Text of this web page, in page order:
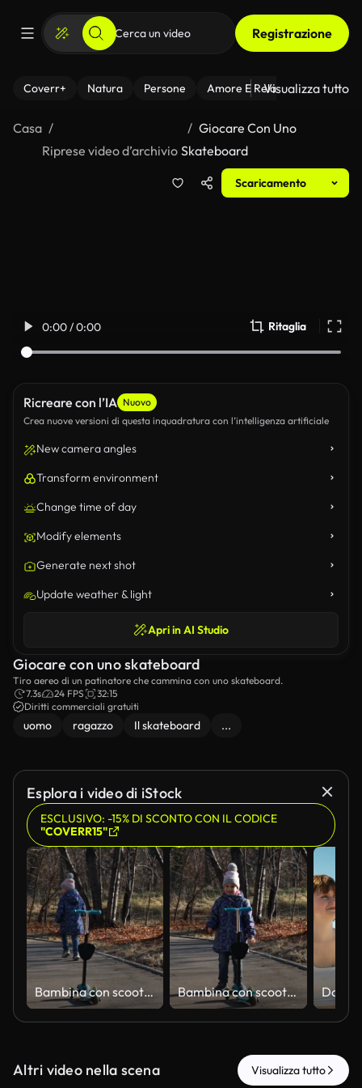
Registrazione
Coverr+ Natura Persone Amore E Relazioni Il
Visualizza tutto
Casa
Riprese video d’archivio
Giocare Con Uno
Skateboard
Scaricamento
0:00 / 0:00 Ritaglia
Ricreare con l’IA Nuovo
Crea nuove versioni di questa inquadratura con l’intelligenza artificiale
New camera angles
Transform environment
Change time of day
Modify elements
Generate next shot
Update weather & light
Apri in AI Studio
Giocare con uno skateboard
Tiro aereo di un patinatore che cammina con uno skateboard.
7.3s
24 FPS
32:15
Diritti commerciali gratuiti
uomo ragazzo Il skateboard ...
Esplora i video di iStock
ESCLUSIVO: -15% DI SCONTO CON IL CODICE
"COVERR15"
Bambina con scooter, corsa, gioco. Attività stagionale all'aperto per bambini. Buone vacanze. Vita infantile sana. Bambina con scooter, corsa, gioco. Attività stagionale all'aperto per bambini. Buone vacanze. Vita infantile sana.
Altri video nella scena Visualizza tutto